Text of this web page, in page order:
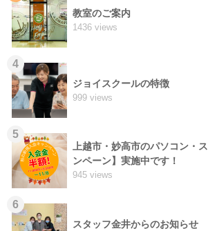
教室のご案内
1436 views
4
ジョイスクールの特徴
999 views
5
上越市・妙高市のパソコン・
ンペーン】実施中です！
945 views
6
スタッフ金井からのお知らせ